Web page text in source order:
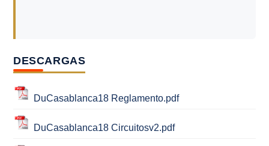
DESCARGAS
DuCasablanca18 Reglamento.pdf
DuCasablanca18 Circuitosv2.pdf